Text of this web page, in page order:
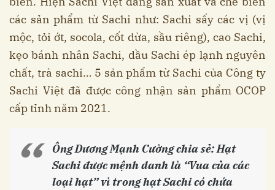
các sản phẩm từ Sachi như: Sachi sấy các vị (vị
mộc, tỏi ớt, socola, cốt dừa, sầu riêng), cao Sachi,
kẹo bánh nhân Sachi, dầu Sachi ép lạnh nguyên
chất, trà sachi… 5 sản phẩm từ Sachi của Công ty
Sachi Việt đã được công nhận sản phẩm OCOP
cấp tỉnh năm 2021.
Ông Dương Mạnh Cường chia sẻ: Hạt
Sachi được mệnh danh là “Vua của các
loại hạt” vì trong hạt Sachi có chứa